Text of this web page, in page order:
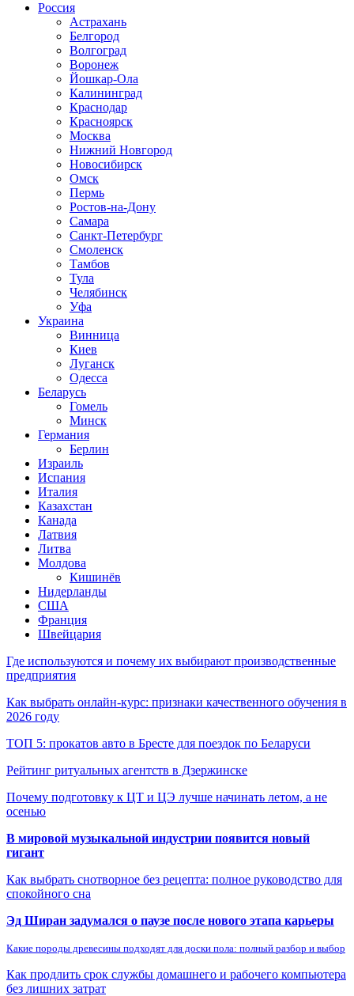
Россия
Астрахань
Белгород
Волгоград
Воронеж
Йошкар-Ола
Калининград
Краснодар
Красноярск
Москва
Нижний Новгород
Новосибирск
Омск
Пермь
Ростов-на-Дону
Самара
Санкт-Петербург
Смоленск
Тамбов
Тула
Челябинск
Уфа
Украина
Винница
Киев
Луганск
Одесса
Беларусь
Гомель
Минск
Германия
Берлин
Израиль
Испания
Италия
Казахстан
Канада
Латвия
Литва
Молдова
Кишинёв
Нидерланды
США
Франция
Швейцария
Где используются и почему их выбирают производственные
предприятия
Как выбрать онлайн-курс: признаки качественного обучения в
2026 году
ТОП 5: прокатов авто в Бресте для поездок по Беларуси
Рейтинг ритуальных агентств в Дзержинске
Почему подготовку к ЦТ и ЦЭ лучше начинать летом, а не
осенью
В мировой музыкальной индустрии появится новый
гигант
Как выбрать снотворное без рецепта: полное руководство для
спокойного сна
Эд Ширан задумался о паузе после нового этапа карьеры
Какие породы древесины подходят для доски пола: полный разбор и выбор
Как продлить срок службы домашнего и рабочего компьютера
без лишних затрат